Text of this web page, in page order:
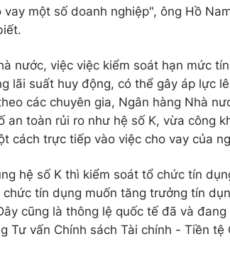
một số doanh nghiệp", ông Hồ
nước, việc việc kiểm soát hạn mức
lãi suất huy động, có thể gây áp lực
các chuyên gia, Ngân hàng Nhà
an toàn rủi ro như hệ số K, vừa công
cách trực tiếp vào việc cho vay của
hệ số K thì kiểm soát tổ chức tín
tín dụng muốn tăng trưởng tín
cũng là thông lệ quốc tế đã và
Tư vấn Chính sách Tài chính - Tiền tệ